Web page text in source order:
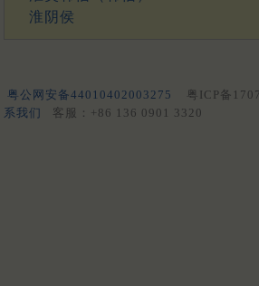
淮阴侯
粤公网安备44010402003275 粤ICP备
系我们
客服：+86 136 0901 3320